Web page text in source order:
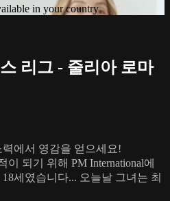
in your country
리그 - 줄리아 로마
에서 영감을 얻으세요!
되기 위해 PM International에
세였습니다... 오늘날 그녀는 최